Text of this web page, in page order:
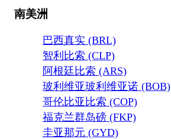
南美洲
巴西真实 (BRL)
智利比索 (CLP)
阿根廷比索 (ARS)
玻利维亚玻利维亚诺 (BOB)
哥伦比亚比索 (COP)
福克兰群岛磅 (FKP)
圭亚那元 (GYD)